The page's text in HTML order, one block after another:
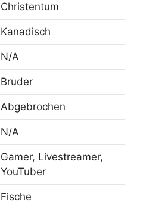
Christentum
Kanadisch
N/A
Bruder
Abgebrochen
N/A
Gamer, Livestreamer,
YouTuber
Fische